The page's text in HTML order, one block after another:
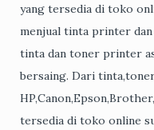
yang tersedia di toko
menjual tinta printer
tinta dan toner printer
bersaing. Dari
tersedia di toko online